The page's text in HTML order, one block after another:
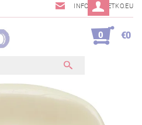
INFO@BABETKO.EU
0 €0